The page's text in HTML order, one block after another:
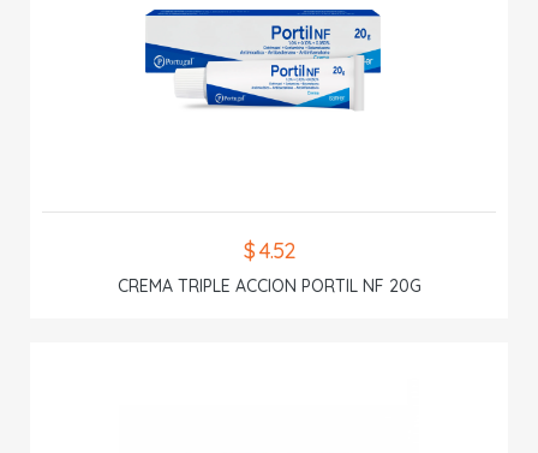
$ 4.52
CREMA TRIPLE ACCION PORTIL NF 20G